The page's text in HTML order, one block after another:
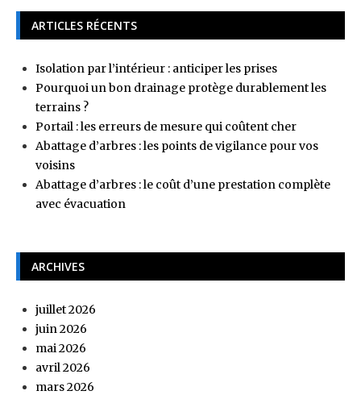
ARTICLES RÉCENTS
Isolation par l’intérieur : anticiper les prises
Pourquoi un bon drainage protège durablement les
terrains ?
Portail : les erreurs de mesure qui coûtent cher
Abattage d’arbres : les points de vigilance pour vos
voisins
Abattage d’arbres : le coût d’une prestation complète
avec évacuation
ARCHIVES
juillet 2026
juin 2026
mai 2026
avril 2026
mars 2026